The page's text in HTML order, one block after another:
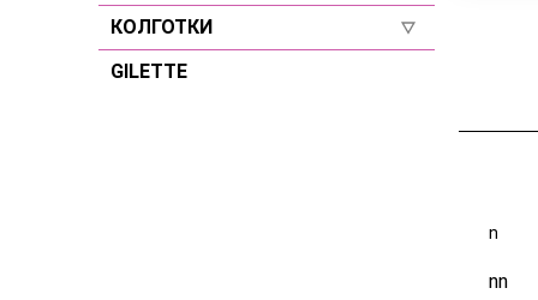
Селективы
КОЛГОТКИ
Размер 2
GILETTE
n
nn